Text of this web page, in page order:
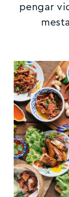
pengar